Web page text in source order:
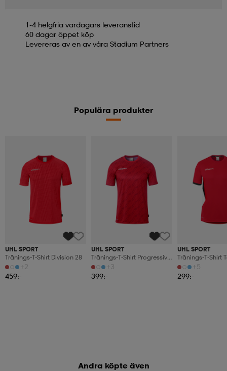
1-4 helgfria vardagars leveranstid
60 dagar öppet köp
Levereras av en av våra Stadium Partners
Populära produkter
UHL SPORT
Tränings-T-Shirt Division 28
+2
459:-
UHL SPORT
Tränings-T-Shirt Progressive
28
+3
399:-
UHL SPORT
Tränings-T-Shirt
+5
299:-
Andra köpte även